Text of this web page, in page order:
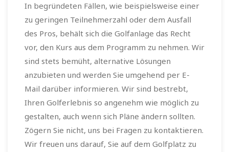
In begründeten Fällen, wie beispielsweise einer
zu geringen Teilnehmerzahl oder dem Ausfall
des Pros, behält sich die Golfanlage das Recht
vor, den Kurs aus dem Programm zu nehmen. Wir
sind stets bemüht, alternative Lösungen
anzubieten und werden Sie umgehend per E-
Mail darüber informieren. Wir sind bestrebt,
Ihren Golferlebnis so angenehm wie möglich zu
gestalten, auch wenn sich Pläne ändern sollten.
Zögern Sie nicht, uns bei Fragen zu kontaktieren.
Wir freuen uns darauf, Sie auf dem Golfplatz zu